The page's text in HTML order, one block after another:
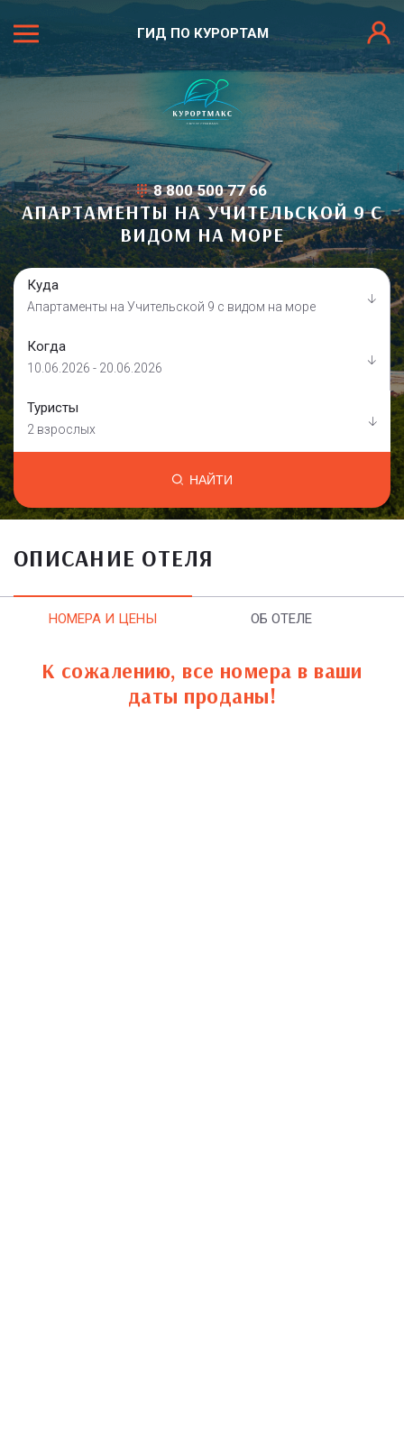
ГИД ПО КУРОРТАМ
8 800 500 77 66
АПАРТАМЕНТЫ НА УЧИТЕЛЬСКОЙ 9 С
ВИДОМ НА МОРЕ
Куда
Апартаменты на Учительской 9 с видом на море
Когда
10.06.2026 - 20.06.2026
Туристы
2 взрослых
НАЙТИ
ОПИСАНИЕ ОТЕЛЯ
НОМЕРА И ЦЕНЫ ОБ ОТЕЛЕ
К сожалению, все номера в ваши
даты проданы!